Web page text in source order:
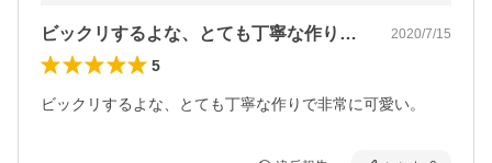
ビックリするよな、とても丁寧な作りで非… 2020/7/15
5
ビックリするよな、とても丁寧な作りで非常に可愛い。